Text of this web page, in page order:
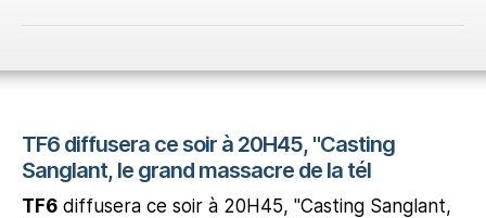
TF6 diffusera ce soir à 20H45, "Casting
Sanglant, le grand massacre de la tél
TF6 diffusera ce soir à 20H45, "Casting Sanglant,